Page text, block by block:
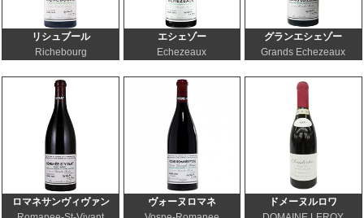
リシュブール
Richebourg
エシェゾー
Echezeaux
グランエシェゾー
Grands Echezeaux
ロマネサンヴィヴァン
ヴォーヌロマネ
ドメーヌルロワ